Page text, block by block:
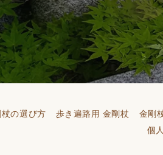
杖の選び方 歩き遍路用 金剛杖 金剛
個